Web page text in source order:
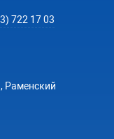
722 17 03
Раменский